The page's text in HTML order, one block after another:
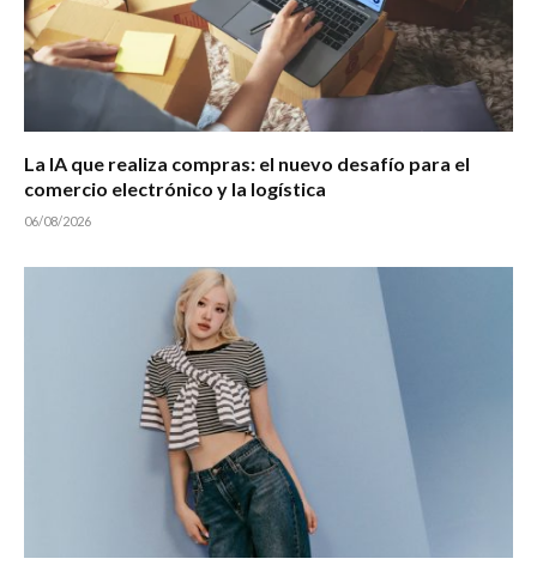
La IA que realiza compras: el nuevo desafío para el
comercio electrónico y la logística
06/08/2026